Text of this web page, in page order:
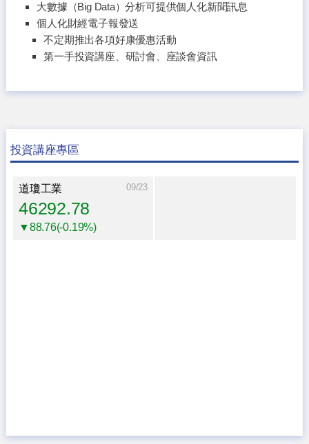
大數據（Big Data）分析可提供個人化新聞訊息
個人化財經電子報發送
不定期推出各項好康優惠活動
第一手投資講座、研討會、座談會資訊
投資講座專區
道瓊工業 09/23
46292.78
▼88.76(-0.19%)